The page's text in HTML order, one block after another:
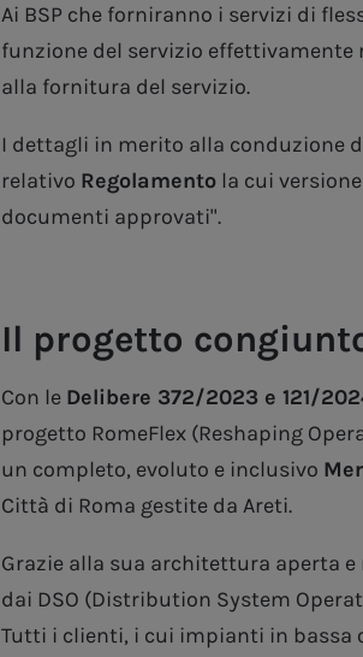
Ai BSP che forniranno i servizi di
funzione del servizio
alla fornitura del servizio.
I dettagli in merito alla conduzione
relativo Regolamentola cui versione
documenti approvati".
Il progetto
Con le Delibere 372/2023 e 121/
progetto RomeFlex (Reshaping
un completo, evoluto e inclusivo
Città di Roma gestite da Areti.
Grazie alla sua architettura aperta
dai DSO (Distribution System
Tutti i clienti, i cui impianti in bassa